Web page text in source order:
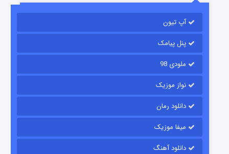
باب اسفنجی فصل ۱۷
قسمت۶ (زیرنویس) منتشر شد
آپ تیون
پنل پیامک
ملودی 98
نواز موزیک
دانلود رمان
میفا موزیک
دانلود آهنگ